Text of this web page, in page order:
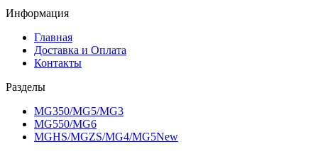
Информация
Главная
Доставка и Оплата
Контакты
Разделы
MG350/MG5/MG3
MG550/MG6
MGHS/MGZS/MG4/MG5New